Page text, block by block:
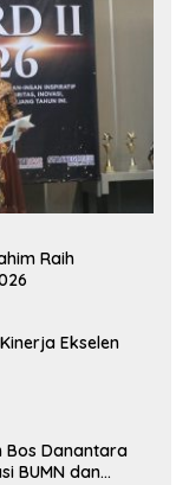
Raih
Ekselen
Bos Danantara
BUMN dan